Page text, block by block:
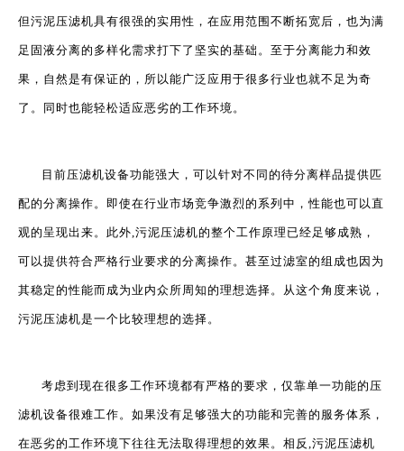
但污泥压滤机具有很强的实用性，在应用范围不断拓宽后，也为满
足固液分离的多样化需求打下了坚实的基础。至于分离能力和效
果，自然是有保证的，所以能广泛应用于很多行业也就不足为奇
了。同时也能轻松适应恶劣的工作环境。
目前压滤机设备功能强大，可以针对不同的待分离样品提供匹
配的分离操作。即使在行业市场竞争激烈的系列中，性能也可以直
观的呈现出来。此外,污泥压滤机的整个工作原理已经足够成熟，
可以提供符合严格行业要求的分离操作。甚至过滤室的组成也因为
其稳定的性能而成为业内众所周知的理想选择。从这个角度来说，
污泥压滤机是一个比较理想的选择。
考虑到现在很多工作环境都有严格的要求，仅靠单一功能的压
滤机设备很难工作。如果没有足够强大的功能和完善的服务体系，
在恶劣的工作环境下往往无法取得理想的效果。相反,污泥压滤机